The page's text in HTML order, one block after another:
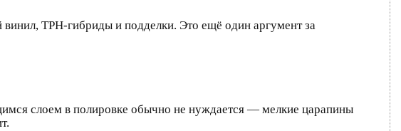
TPH-гибриды и подделки. Это ещё один аргумент за
слоем в полировке обычно не нуждается — мелкие царапины